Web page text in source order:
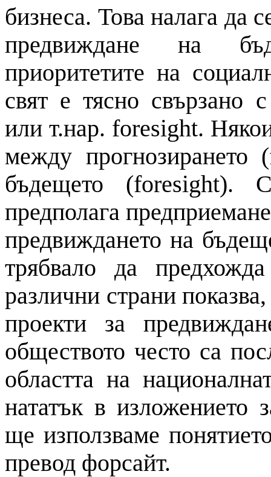
бизнеса. Това налага да
предвиждане на
приоритетитена
свят е тясно свързано
или т.нар. foresight.
между прогнозирането
бъдещето (foresight).
предполага
предвиждането на
трябвало да
различни страни
проекти за
обществото често са
областта на
нататък в изложението
ще използваме
превод форсайт.